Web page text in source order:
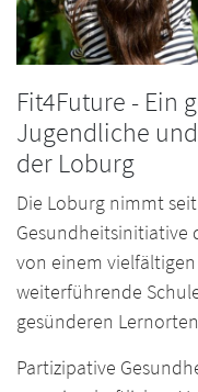
Fit4Future - Ein
Jugendliche
der Loburg
Die Loburg nimmt
Gesundheitsinitiative
von einem
weiterführende
gesünderen
Partizipative